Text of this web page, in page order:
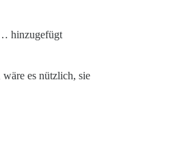
hinzugefügt
es nützlich, sie